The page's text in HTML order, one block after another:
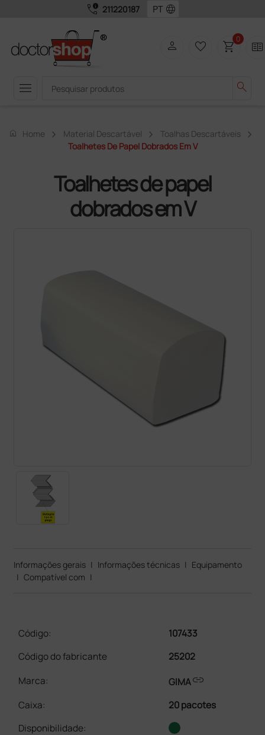
call_quality 211220187 language
menu search
person favorite_border shopping_cart0 two_pager
home Home Material Descartável
Toalhas Descartáveis
Toalhetes De Papel Dobrados Em V
Toalhetes de papel
dobrados em V
Informações gerais | Informações técnicas | Equipamento
| Compatível com |
Código:
107433
Código do fabricante
25202
Marca:
GIMAlink
Caixa:
20 pacotes
Disponibilidade: